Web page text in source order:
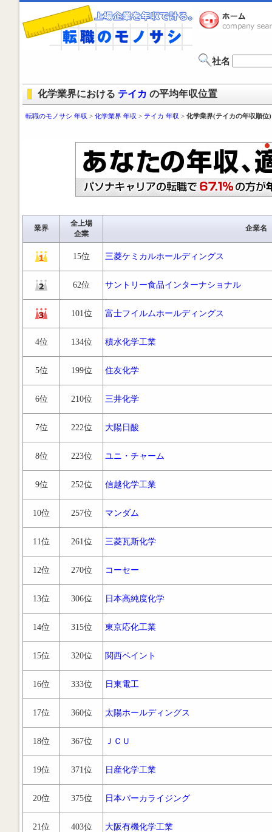
社名
化学業界における テイカ の平均年収位置
転職のモノサシ 年収 > 化学業界 年収 > テイカ 年収 > 化学業界(テイカの年収順位)
業界
全上場
企業
企業名
15位 三菱ケミカルホールディングス
62位 サントリー食品インターナショナル
101位 富士フイルムホールディングス
4位 134位 積水化学工業
5位 199位 住友化学
6位 210位 三井化学
7位 222位 大陽日酸
8位 223位 ユニ・チャーム
9位 252位 信越化学工業
10位 257位 マンダム
11位 261位 三菱瓦斯化学
12位 270位 コーセー
13位 306位 日本高純度化学
14位 315位 東京応化工業
15位 320位 関西ペイント
16位 333位 日東電工
17位 360位 太陽ホールディングス
18位 367位 ＪＣＵ
19位 371位 日産化学工業
20位 375位 日本パーカライジング
21位 403位 大阪有機化学工業